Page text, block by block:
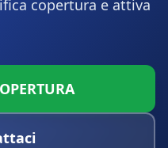
copertura e attiva